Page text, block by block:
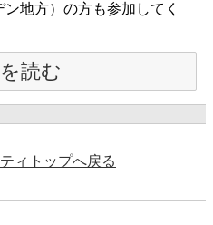
地方）の方も参加してく
読む
ィトップへ戻る